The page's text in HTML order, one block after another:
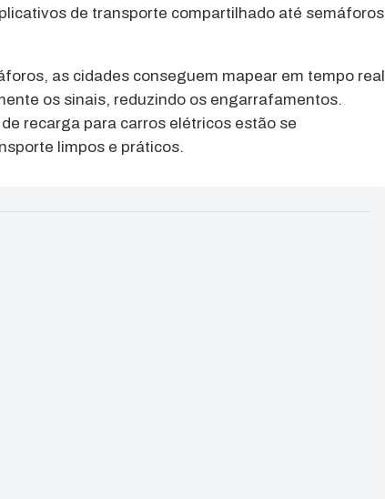
de transporte compartilhado até semáforos
as cidades conseguem mapear em tempo real
os sinais, reduzindo os engarrafamentos.
recarga para carros elétricos estão se
limpos e práticos.